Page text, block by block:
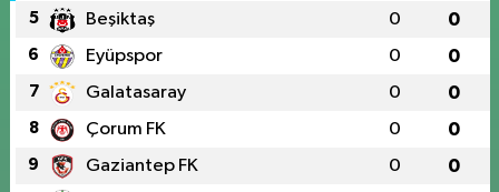
5 Beşiktaş 0 0
6 Eyüpspor 0 0
7 Galatasaray 0 0
8 Çorum FK 0 0
9 Gaziantep FK 0 0